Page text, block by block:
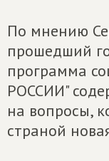
По мнению
прошедший
программа
РОССИИ"
на вопросы,
страной